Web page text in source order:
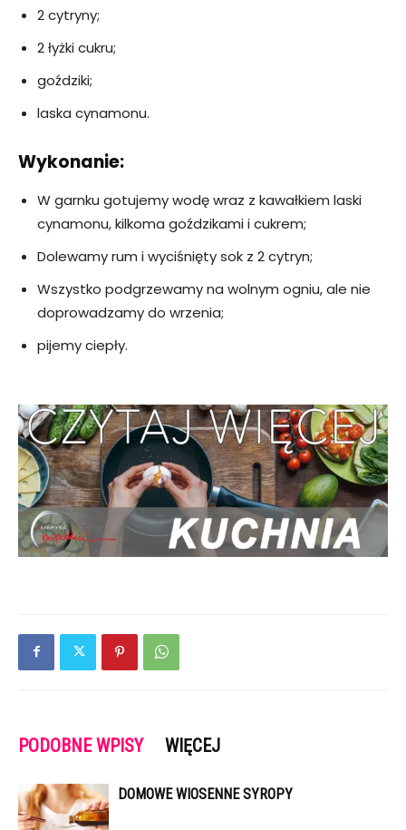
2 cytryny;
2 łyżki cukru;
goździki;
laska cynamonu.
Wykonanie:
W garnku gotujemy wodę wraz z kawałkiem laski
cynamonu, kilkoma goździkami i cukrem;
Dolewamy rum i wyciśnięty sok z 2 cytryn;
Wszystko podgrzewamy na wolnym ogniu, ale nie
doprowadzamy do wrzenia;
pijemy ciepły.
PODOBNE WPISY WIĘCEJ
DOMOWE WIOSENNE SYROPY